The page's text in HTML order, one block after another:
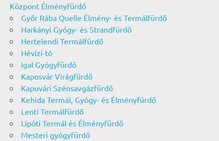
Központ Élményfürdő
Győr Rába Quelle Élmény- és Termálfürdő
Harkányi Gyógy- és Strandfürdő
Hertelendi Termálfürdő
Hévízi-tó
Igal Gyógyfürdő
Kaposvár Virágfürdő
Kapuvári Szénsavgázfürdő
Kehida Termál, Gyógy- és Élményfürdő
Lenti Termálfürdő
Lipóti Termál és Élményfürdő
Mesteri gyógyfürdő